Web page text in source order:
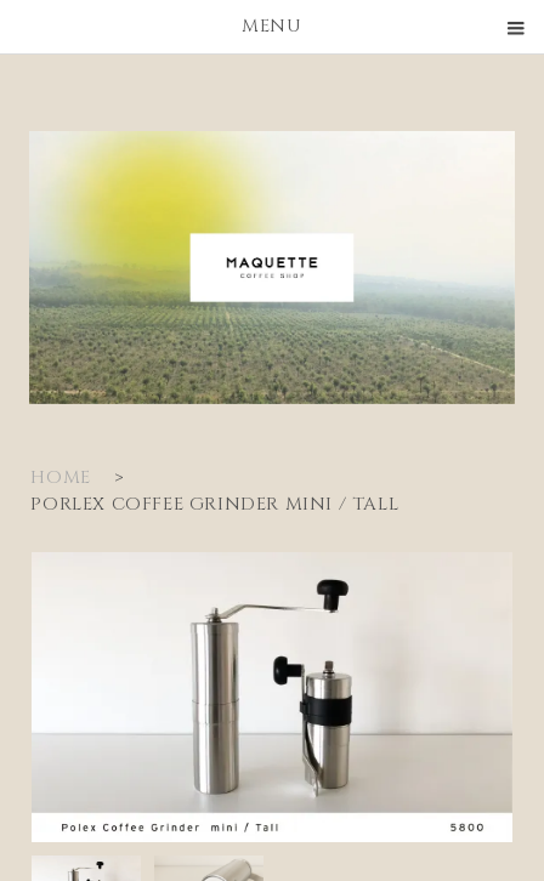
MENU
HOME
>
PORLEX COFFEE GRINDER MINI / TALL